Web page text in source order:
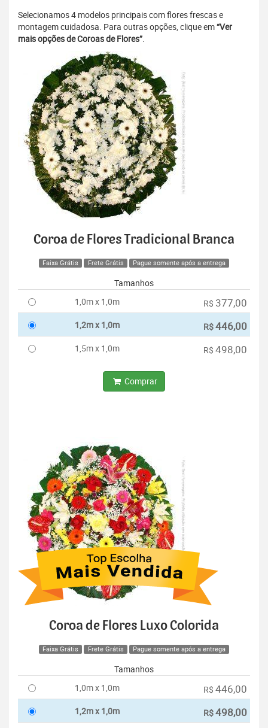
Selecionamos 4 modelos principais com flores frescas e
montagem cuidadosa. Para outras opções, clique em“Ver
mais opções de Coroas de Flores”.
Coroa de Flores Tradicional Branca
Faixa Grátis Frete Grátis Pague somente após a entrega
Tamanhos
1,0m x 1,0m
R$ 377,00
1,2m x 1,0m R$446,00
1,5m x 1,0m R$ 498,00
Comprar
Coroa de Flores Luxo Colorida
Faixa Grátis Frete Grátis Pague somente após a entrega
Tamanhos
1,0m x 1,0m
R$ 446,00
1,2m x 1,0m R$498,00